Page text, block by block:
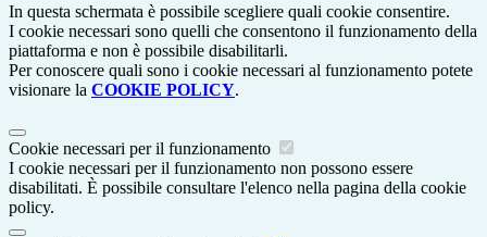
In questa schermata è possibile scegliere quali cookie consentire.
I cookie necessari sono quelli che consentono il funzionamento della
piattaforma e non è possibile disabilitarli.
Per conoscere quali sono i cookie necessari al funzionamento potete
visionare la COOKIE POLICY.
Cookie necessari per il funzionamento
I cookie necessari per il funzionamento non possono essere
disabilitati. È possibile consultare l'elenco nella pagina della cookie
policy.